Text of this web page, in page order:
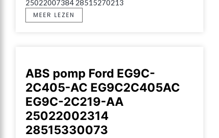
25022007384 28515270213
MEER LEZEN
ABS pomp Ford EG9C-
2C405-AC EG9C2C405AC
EG9C-2C219-AA
25022002314
28515330073